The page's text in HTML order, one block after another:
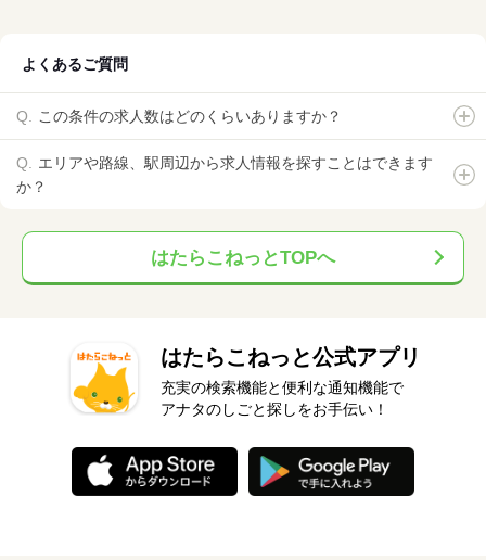
よくあるご質問
この条件の求人数はどのくらいありますか？
エリアや路線、駅周辺から求人情報を探すことはできます
か？
はたらこねっとTOPへ
はたらこねっと公式アプリ
充実の検索機能と便利な通知機能で
アナタのしごと探しをお手伝い！